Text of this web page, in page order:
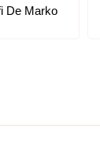
De Marko